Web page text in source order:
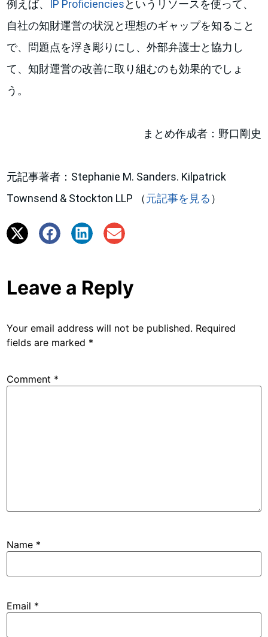
例えば、 IP Proficienciesというリソースを使って、
自社の知財運営の状況と理想のギャップを知ること
で、問題点を浮き彫りにし、外部弁護士と協力し
て、知財運営の改善に取り組むのも効果的でしょ
う。
まとめ作成者：野口剛史
元記事著者：Stephanie M. Sanders. Kilpatrick
Townsend & Stockton LLP （元記事を見る ）
Leave a Reply
Your email address will not be published. Required
fields are marked *
Comment *
Name *
Email *